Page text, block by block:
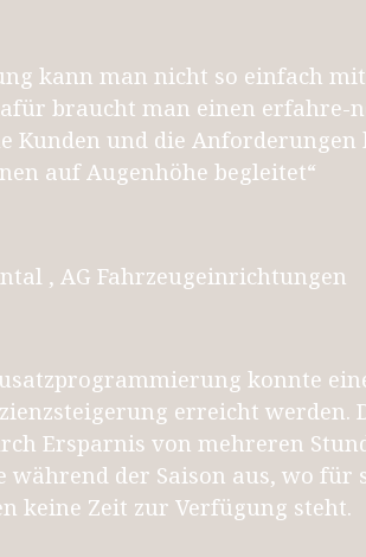
kann man nicht so einfach
braucht man einen erfahre-
Kunden und die Anforderungen
auf Augenhöhe begleitet“
, AG Fahrzeugeinrichtungen
konnte
erreicht werden.
Ersparnis von mehreren
während der Saison aus, wo für
keine Zeit zur Verfügung steht.